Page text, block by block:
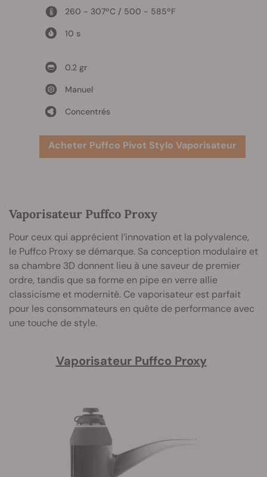
260 - 307ºC / 500 - 585ºF
10 s
0.2 gr
Manuel
Concentrés
Acheter Puffco Pivot Stylo Vaporisateur
Vaporisateur Puffco Proxy
Pour ceux qui apprécient l’innovation et la polyvalence,
le Puffco Proxy se démarque. Sa conception modulaire et
sa chambre 3D donnent lieu à une saveur de premier
ordre, tandis que sa forme en pipe en verre allie
classicisme et modernité. Ce vaporisateur est parfait
pour les consommateurs en quête de performance avec
une touche de style.
Vaporisateur Puffco Proxy